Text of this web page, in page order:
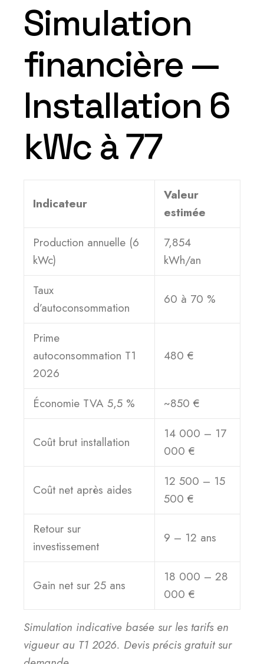
Simulation
financière —
Installation 6
kWc à 77
Indicateur
Valeur
estimée
Production annuelle (6
kWc)
7,854
kWh/an
Taux
d’autoconsommation
60 à 70 %
Prime
autoconsommation T1
2026
480 €
Économie TVA 5,5 % ~850 €
Coût brut installation
14 000 – 17
000 €
Coût net après aides
12 500 – 15
500 €
Retour sur
investissement
9 – 12 ans
Gain net sur 25 ans
18 000 – 28
000 €
Simulation indicative basée sur les tarifs en
vigueur au T1 2026. Devis précis gratuit sur